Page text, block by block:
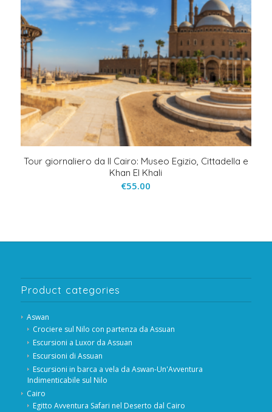
Tour giornaliero da Il Cairo: Museo Egizio, Cittadella e
Khan El Khali
€55.00
Product categories
Aswan
Crociere sul Nilo con partenza da Assuan
Escursioni a Luxor da Assuan
Escursioni di Assuan
Escursioni in barca a vela da Aswan-Un'Avventura
Indimenticabile sul Nilo
Cairo
Egitto Avventura Safari nel Deserto dal Cairo